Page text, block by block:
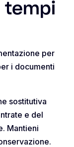
tempi
per
i documenti
sostitutiva
e del
Mantieni